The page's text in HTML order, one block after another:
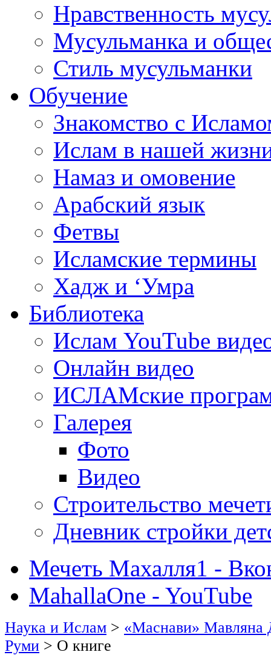
Нравственность
Мусульманка и
Стиль мусульманки
Обучение
Знакомство с
Ислам в нашей
Намаз и омовение
Арабский язык
Фетвы
Исламские термины
Хадж и ‘Умра
Библиотека
Ислам YouTube
Онлайн видео
ИСЛАМские
Галерея
Фото
Видео
Строительство
Дневник стройки
Мечеть Махалля1 -
MahallaOne - YouTube
Наука и Ислам > «Маснави» Мавляна
Руми > О книге